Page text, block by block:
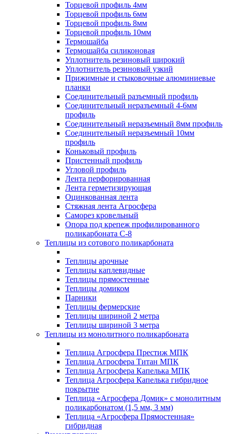
Торцевой профиль 4мм
Торцевой профиль 6мм
Торцевой профиль 8мм
Торцевой профиль 10мм
Термошайба
Термошайба силиконовая
Уплотнитель резиновый широкий
Уплотнитель резиновый узкий
Прижимные и стыковочные алюминиевые
планки
Соединительный разъемный профиль
Соединительный неразъемный 4-6мм
профиль
Соединительный неразъемный 8мм профиль
Соединительный неразъемный 10мм
профиль
Коньковый профиль
Пристенный профиль
Угловой профиль
Лента перфорированная
Лента герметизирующая
Оцинкованная лента
Стяжная лента Агросфера
Саморез кровельный
Опора под крепеж профилированного
поликарбоната С-8
Теплицы из сотового поликарбоната
Теплицы арочные
Теплицы каплевидные
Теплицы прямостенные
Теплицы домиком
Парники
Теплицы фермерские
Теплицы шириной 2 метра
Теплицы шириной 3 метра
Теплицы из монолитного поликарбоната
Теплица Агросфера Престиж МПК
Теплица Агросфера Титан МПК
Теплица Агросфера Капелька МПК
Теплица Агросфера Капелька гибридное
покрытие
Теплица «Агросфера Домик» с монолитным
поликарбонатом (1,5 мм, 3 мм)
Теплица «Агросфера Прямостенная»
гибридная